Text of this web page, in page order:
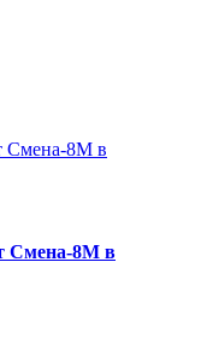
Смена-8М в